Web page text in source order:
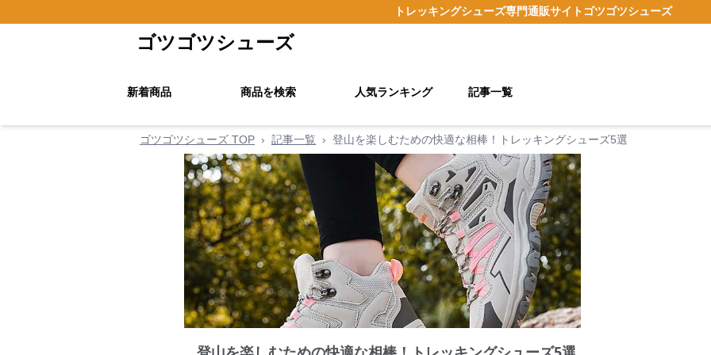
トレッキングシューズ専門通販サイト ゴツゴツシューズ
ゴツゴツシューズ
新着商品 商品を検索 人気ランキング 記事一覧
ゴツゴツシューズ TOP › 記事一覧 › 登山を楽しむための快適な相棒！トレッキングシューズ5選